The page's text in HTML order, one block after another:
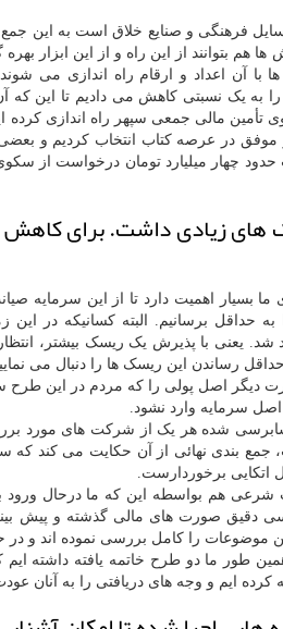
فرهنگی و صنایع خلاق است به این جمع
بتوانند از این راه و از این ابزار بهره
آن اعداد و ارقام راه اندازی می
به یک نسبتی کاهش می دادیم تا این
تأمین مالی جمعی سپهر راه اندازی
موفق در عرصه کتاب انتخاب کردیم و
چهار میلیارد تومان درخواست از
های زیادی داشت. برای
بسیار اهمیت دارد تا از این سرمایه
برسانیم. البته کسانیکه در این
یعنی با پذیرش یک ریسک بیشتر،
رساندن این ریسک ها را دنبال می
دیگر اصل پولی را که مردم در این طرح
سرمایه وارد نشود.
شده هر یک از شرکت های مورد
بندی نهائی از آن حکایت می کند که
اتکایی برخوردارست.
هم بواسطه این که ما درحال
دقیق صورت های مالی گذشته و پیش
موضوعات را کامل بررسی نموده اند و در
طور ما دو طرح خاتمه یافته داشته ایم
ایم و وجه های دریافتی را به آنان